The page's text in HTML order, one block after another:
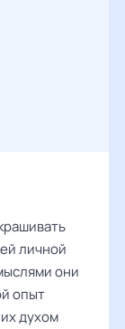
личной
они
опыт
духом